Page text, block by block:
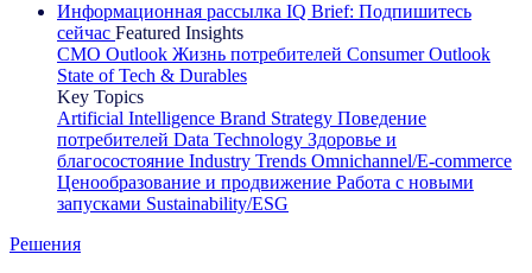
Информационная рассылка IQ Brief: Подпишитесь
сейчас Featured Insights
CMO Outlook Жизнь потребителей Consumer Outlook
State of Tech & Durables
Key Topics
Artificial Intelligence Brand Strategy Поведение
потребителей Data Technology Здоровье и
благосостояние Industry Trends Omnichannel/E-commerce
Ценообразование и продвижение Работа с новыми
запусками Sustainability/ESG
Решения